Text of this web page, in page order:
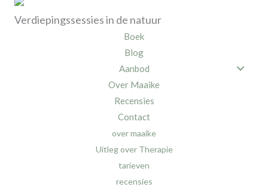
Verdiepingssessies in de natuur
Boek
Blog
Aanbod
Over Maaike
Recensies
Contact
over maaike
Uitleg over Therapie
tarieven
recensies